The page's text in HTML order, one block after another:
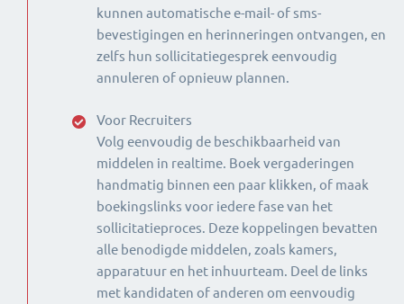
kunnen automatische e-mail- of sms-
bevestigingen en herinneringen ontvangen, en
zelfs hun sollicitatiegesprek eenvoudig
annuleren of opnieuw plannen.
Voor Recruiters
Volg eenvoudig de beschikbaarheid van
middelen in realtime. Boek vergaderingen
handmatig binnen een paar klikken, of maak
boekingslinks voor iedere fase van het
sollicitatieproces. Deze koppelingen bevatten
alle benodigde middelen, zoals kamers,
apparatuur en het inhuurteam. Deel de links
met kandidaten of anderen om eenvoudig